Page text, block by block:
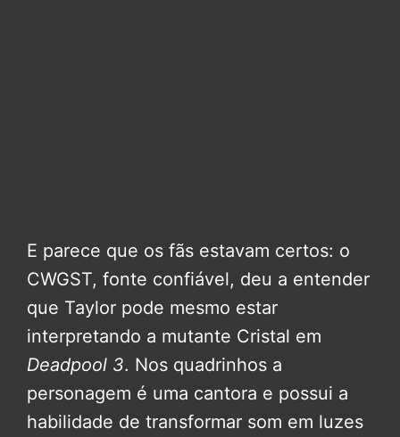
E parece que os fãs estavam certos: o
CWGST, fonte confiável, deu a entender
que Taylor pode mesmo estar
interpretando a mutante Cristal em
Deadpool 3. Nos quadrinhos a
personagem é uma cantora e possui a
habilidade de transformar som em luzes